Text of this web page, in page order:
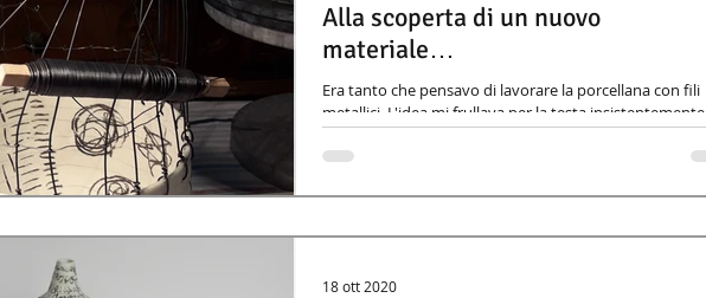
Alla scoperta di un nuovo
materiale…
Era tanto che pensavo di lavorare la porcellana con fili
metallici. L'idea mi frullava per la testa insistentemente,
così ho iniziato con...
18 ott 2020